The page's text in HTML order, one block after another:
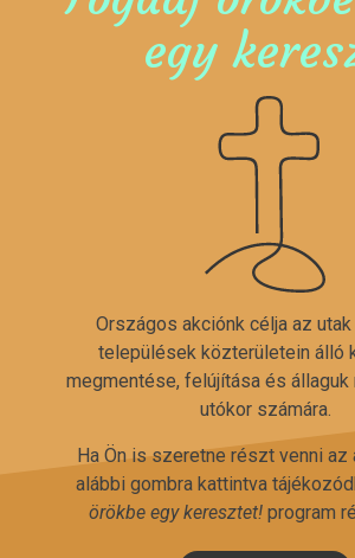
egy
Országos akciónk célja az utak
települések közterületein álló
megmentése, felújítása és állaguk
utókor számára.
Ha Ön is szeretne részt venni az
alábbi gombra kattintva
örökbe egy keresztet!program